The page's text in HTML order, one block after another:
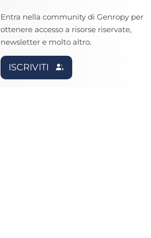
Entra nella community di Genropy per
ottenere accesso a risorse riservate,
newsletter e molto altro.
ISCRIVITI